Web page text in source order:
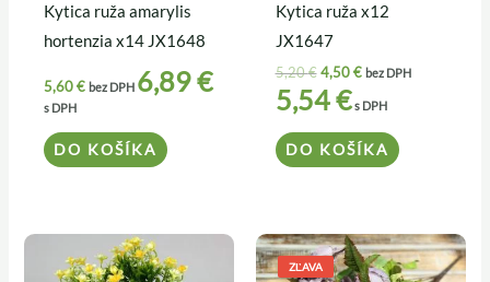
Kytica ruža amarylis
hortenzia x14 JX1648
5,60€ bez DPH 6,89€
s DPH
DO KOŠÍKA
Kytica ruža x12
JX1647
5,20€ 4,50€ bez DPH
5,54€s DPH
DO KOŠÍKA
ZĽAVA
Pôvodná
cena
bola:
Aktuálna
cena
je: